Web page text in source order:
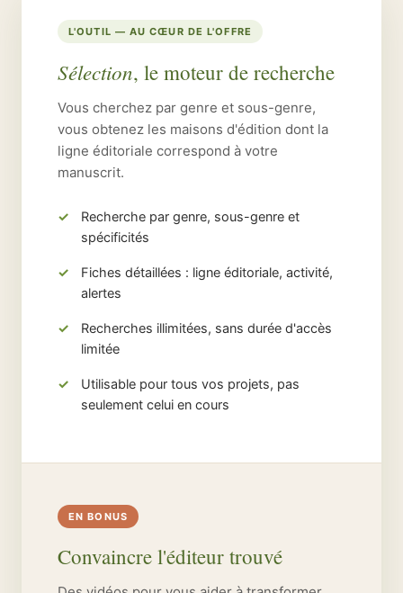
L'OUTIL — AU CŒUR DE L'OFFRE
Sélection, le moteur de recherche
Vous cherchez par genre et sous-genre,
vous obtenez les maisons d'édition dont la
ligne éditoriale correspond à votre
manuscrit.
Recherche par genre, sous-genre et
spécificités
Fiches détaillées : ligne éditoriale, activité,
alertes
Recherches illimitées, sans durée d'accès
limitée
Utilisable pour tous vos projets, pas
seulement celui en cours
EN BONUS
Convaincre l'éditeur trouvé